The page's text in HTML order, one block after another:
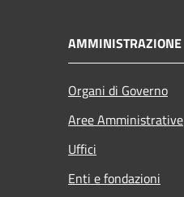
AMMINISTRAZIONE
Organi di Governo
Aree Amministrative
Uffici
Enti e fondazioni